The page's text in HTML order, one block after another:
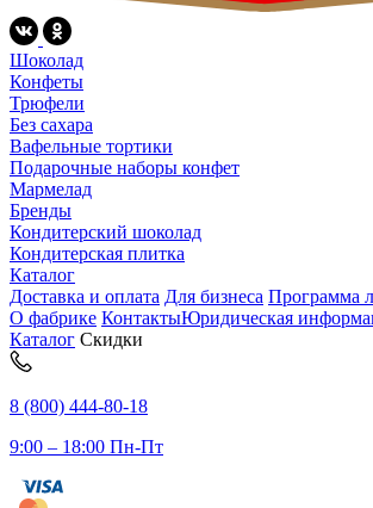
Шоколад
Конфеты
Трюфели
Без сахара
Вафельные тортики
Подарочные наборы конфет
Мармелад
Бренды
Кондитерский шоколад
Кондитерская плитка
Каталог
Доставка и оплата Для бизнеса Программа
О фабрике КонтактыЮридическая
Каталог Скидки
8 (800) 444-80-18
9:00 – 18:00 Пн-Пт